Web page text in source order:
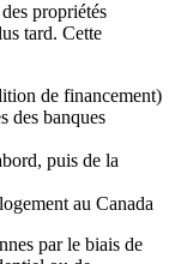
propriétés
tard. Cette
de financement)
des banques
puis de la
au Canada
par le biais de